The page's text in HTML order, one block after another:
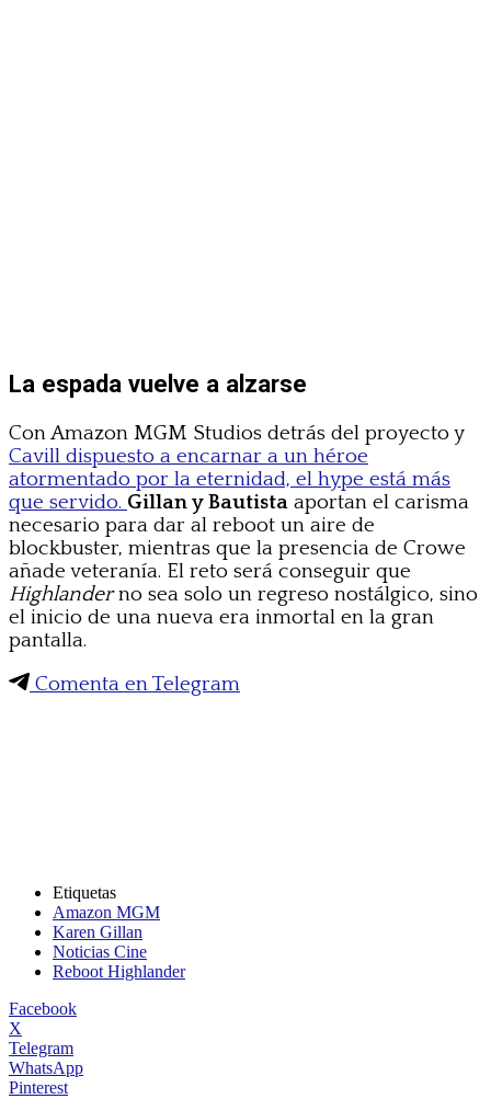
La espada vuelve a alzarse
Con Amazon MGM Studios detrás del proyecto y
Cavill dispuesto a encarnar a un héroe
atormentado por la eternidad, el hype está más
que servido. Gillan y Bautista aportan el carisma
necesario para dar al reboot un aire de
blockbuster, mientras que la presencia de Crowe
añade veteranía. El reto será conseguir que
Highlanderno sea solo un regreso nostálgico, sino
el inicio de una nueva era inmortal en la gran
pantalla.
Comenta en Telegram
Etiquetas
Amazon MGM
Karen Gillan
Noticias Cine
Reboot Highlander
Facebook
X
Telegram
WhatsApp
Pinterest